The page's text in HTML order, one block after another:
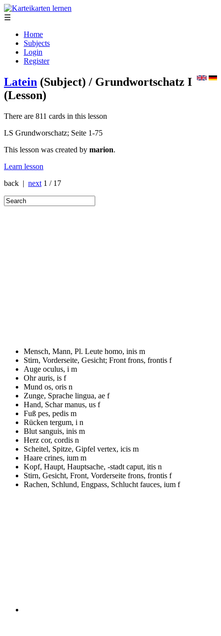
☰
Home
Subjects
Login
Register
Latein (Subject) / Grundwortschatz I
(Lesson)
There are 811 cards in this lesson
LS Grundworschatz; Seite 1-75
This lesson was created by marion.
Learn lesson
back | next 1 / 17
Mensch, Mann, Pl. Leute homo, inis m
Stirn, Vorderseite, Gesicht; Front frons, frontis f
Auge oculus, i m
Ohrauris, is f
Mund os, oris n
Zunge, Sprache lingua, ae f
Hand, Scharmanus, us f
Fuß pes, pedis m
Rücken tergum, i n
Blut sanguis, inis m
Herz cor, cordis n
Scheitel, Spitze, Gipfel vertex, icis m
Haare crines, ium m
Kopf, Haupt, Hauptsache, -stadt caput, itis n
Stirn, Gesicht, Front, Vorderseite frons, frontis f
Rachen, Schlund, Engpass, Schlucht fauces, ium f